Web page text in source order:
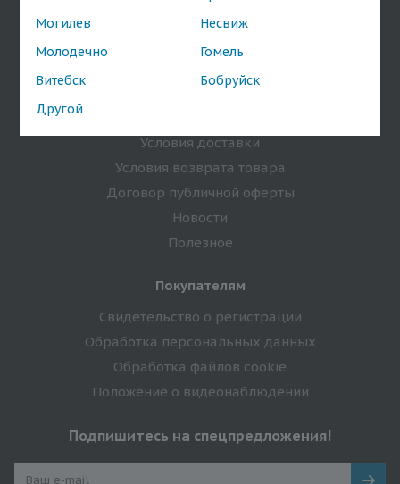
Могилев
Несвиж
Молодечно
Гомель
Витебск
Бобруйск
Другой
Бренды
Информация
Условия доставки
Условия возврата товара
Договор публичной оферты
Новости
Полезное
Покупателям
Свидетельство о регистрации
Обработка персональных данных
Обработка файлов cookie
Положение о видеонаблюдении
Подпишитесь на спецпредложения!